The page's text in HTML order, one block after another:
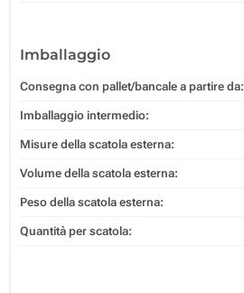
Imballaggio
Consegna con pallet/bancale a partire da:
Imballaggio intermedio:
Misure della scatola esterna:
Volume della scatola esterna:
Peso della scatola esterna:
Quantità per scatola: